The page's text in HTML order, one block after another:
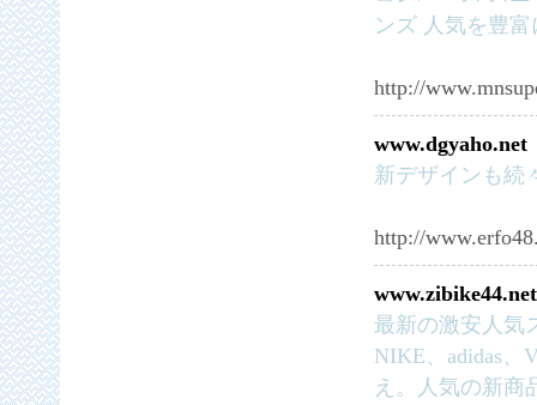
ンズ 人気を豊
http://
www.dgyaho.net
新デザインも続
http://
www.zibike44.net
最新の激安人気
NIKE、adidas、
え。人気の新商